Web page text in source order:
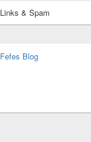
Links & Spam
Fefes Blog